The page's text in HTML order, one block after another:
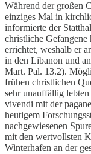
Während der großen
einziges Mal in
informierte der
christliche
errichtet, weshalb er
in den Libanon und
Mart. Pal. 13.2).
frühen christlichen
sehr unauffällig
vivendi mit der
heutigem
nachgewiesenen
mit den wertvollsten
Winterhafen an der